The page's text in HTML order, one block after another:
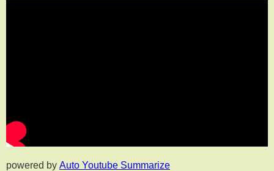
powered by Auto Youtube Summarize